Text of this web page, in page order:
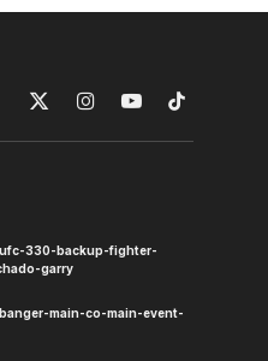
X
(Twitter)
InstagramYouTubeTikTok
330-backup-fighter-
garry
main-co-main-event-